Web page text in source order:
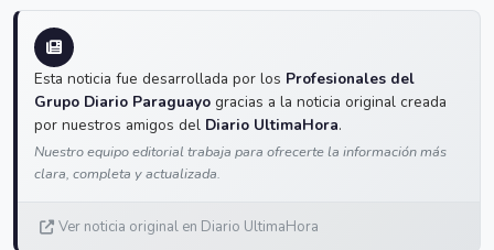
Esta noticia fue desarrollada por los Profesionales del
Grupo Diario Paraguayo gracias a la noticia original creada
por nuestros amigos del Diario UltimaHora.
Nuestro equipo editorial trabaja para ofrecerte la información más
clara, completa y actualizada.
Ver noticia original en Diario UltimaHora